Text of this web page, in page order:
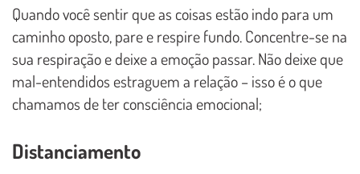
Quando você sentir que as coisas estão indo para um
caminho oposto, pare e respire fundo. Concentre-se na
sua respiração e deixe a emoção passar. Não deixe que
mal-entendidos estraguem a relação – isso é o que
chamamos de ter consciência emocional;
Distanciamento